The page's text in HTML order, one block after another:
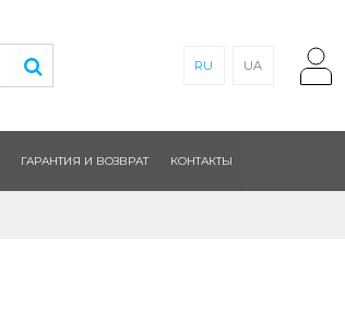
RU UA
ГАРАНТИЯ И ВОЗВРАТ КОНТАКТЫ